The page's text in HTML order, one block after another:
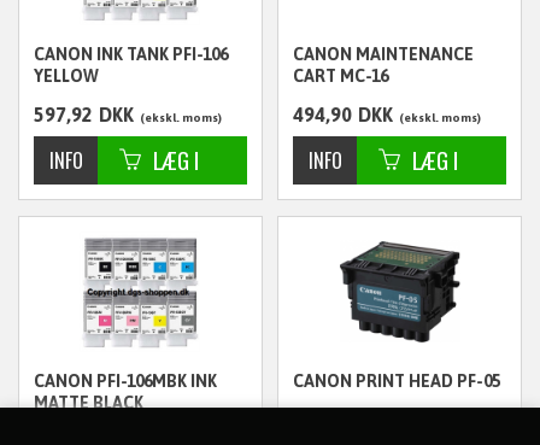
CANON INK TANK PFI-106
YELLOW
597,92 DKK ekskl. moms
CANON MAINTENANCE
CART MC-16
494,90 DKK ekskl. moms
CANON PFI-106MBK INK
MATTE BLACK
CANON PRINT HEAD PF-05